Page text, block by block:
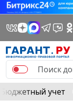
Бюджетный учет